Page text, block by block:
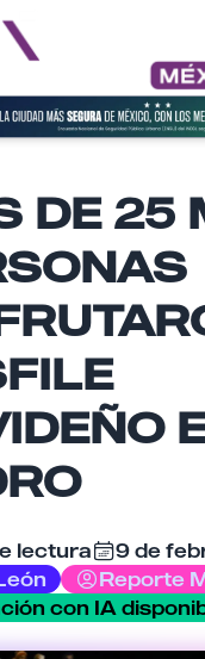
DE 25
lectura
9 de
Reporte
con IA